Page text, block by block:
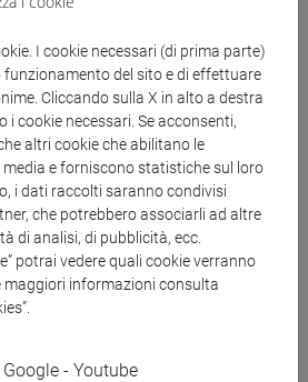
nei corsi di 70 ore e 35 nei corsi
o non supera il test finale.
per scopi accademici
in lingua e cultura italiana
di italiano online
I cookie necessari (di prima parte)
del sito e di effettuare
Cliccando sulla X in alto a destra
i cookie necessari. Se acconsenti,
altri cookie che abilitano le
e forniscono statistiche sul loro
i dati raccolti saranno condivisi
che potrebbero associarli ad altre
di analisi, di pubblicità, ecc.
potrai vedere quali cookie verranno
maggiori informazioni consulta
Google - Youtube